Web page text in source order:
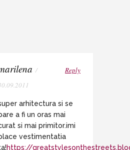
/
Reply
arhitectura si se
a fi un oras mai
si mai primitor.imi
vestimentatia
https://